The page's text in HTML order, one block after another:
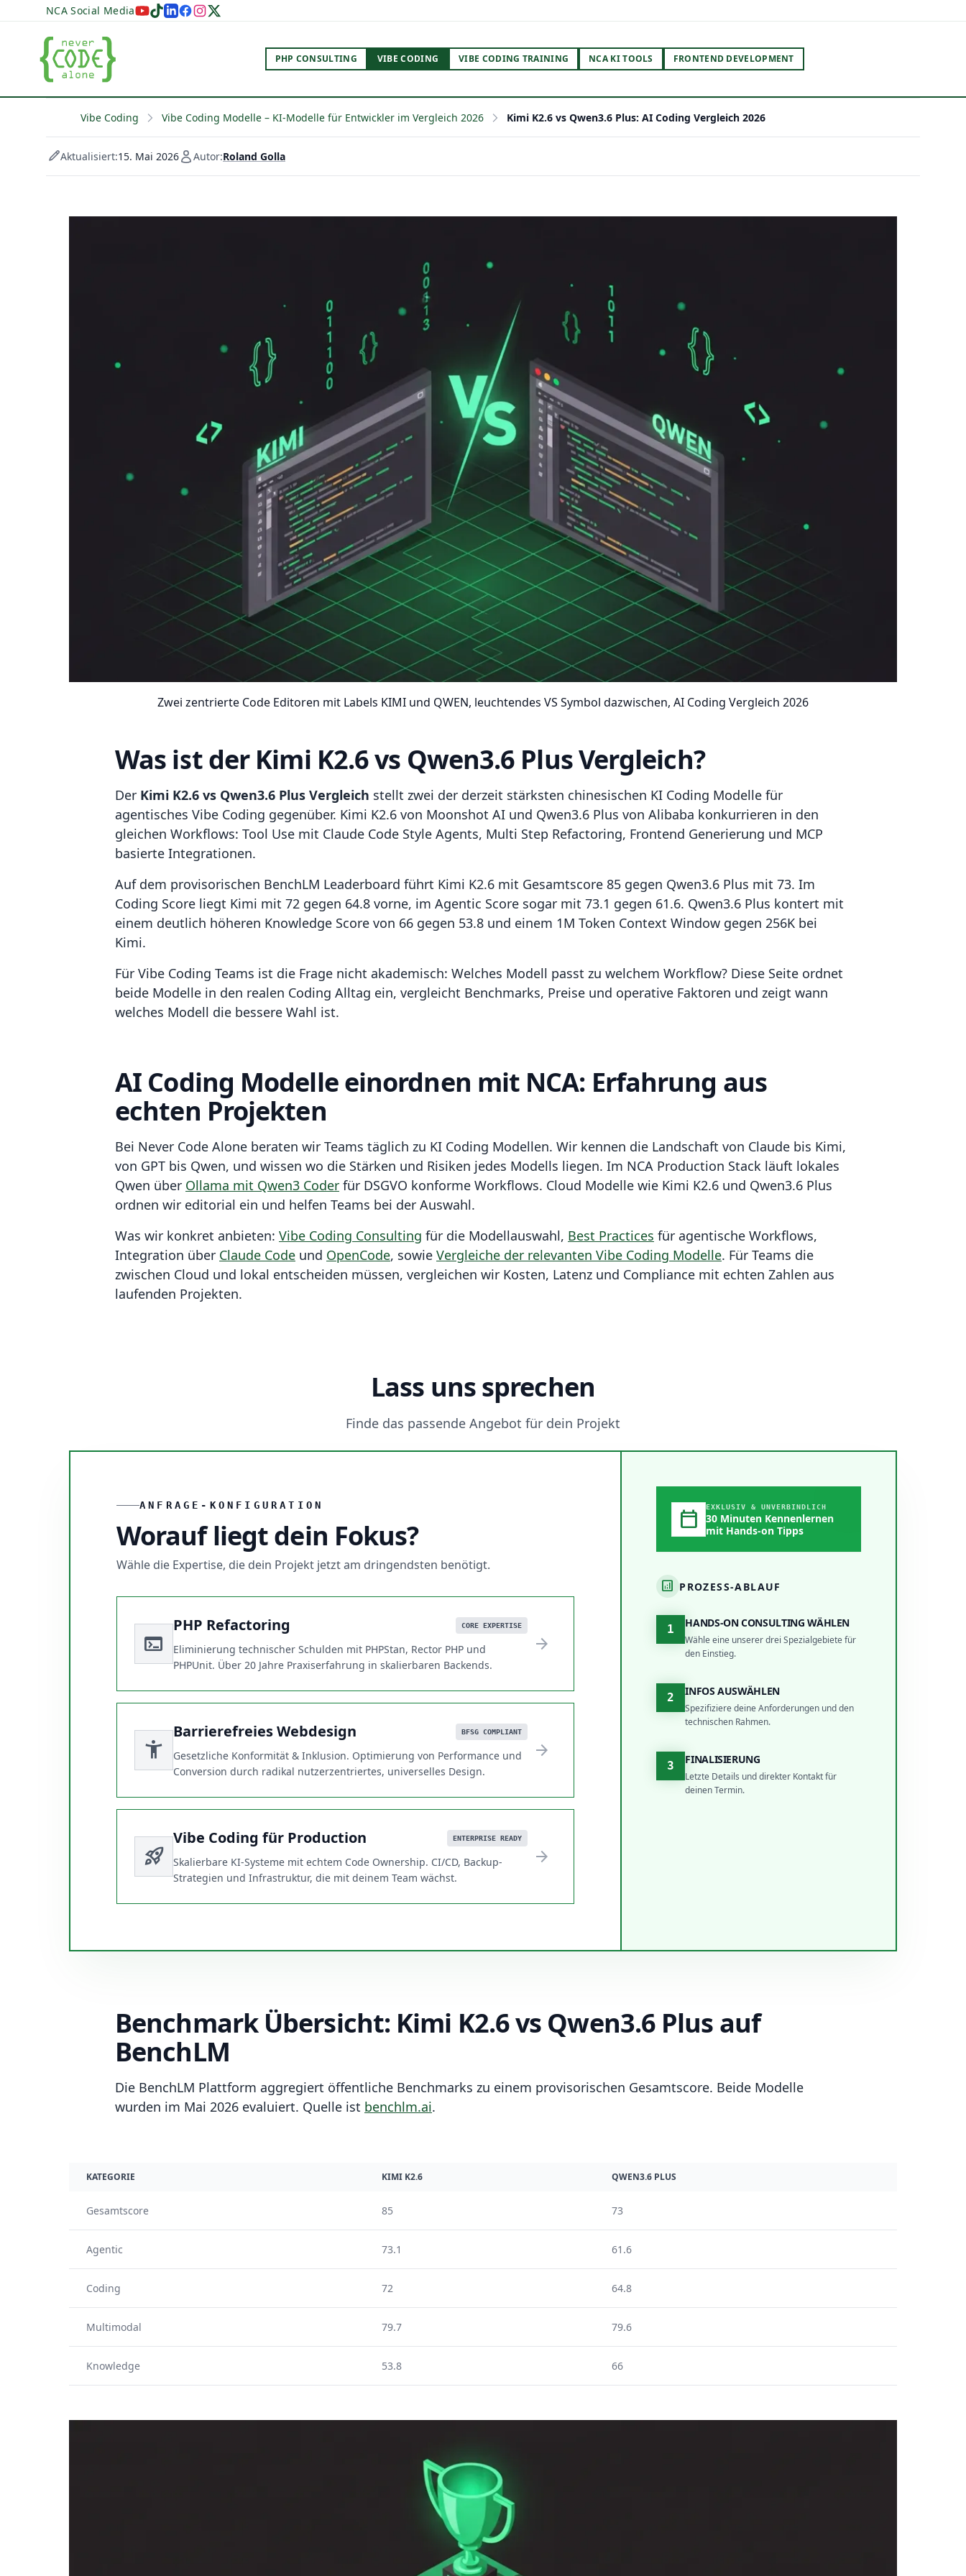
NCA Social Media
PHP CONSULTING VIBE CODING VIBE CODING TRAINING NCA KI TOOLS FRONTEND DEVELOPMENT
Vibe Coding Vibe Coding Modelle – KI-Modelle für Entwickler im Vergleich 2026 Kimi K2.6 vs Qwen3.6 Plus: AI Coding Vergleich 2026
Aktualisiert:15. Mai 2026 Autor:Roland Golla
Zwei zentrierte Code Editoren mit Labels KIMI und QWEN, leuchtendes VS Symbol dazwischen, AI Coding Vergleich 2026
Was ist der Kimi K2.6 vs Qwen3.6 Plus Vergleich?
Der Kimi K2.6 vs Qwen3.6 Plus Vergleich stellt zwei der derzeit stärksten chinesischen KI Coding Modelle für
agentisches Vibe Coding gegenüber. Kimi K2.6 von Moonshot AI und Qwen3.6 Plus von Alibaba konkurrieren in den
gleichen Workflows: Tool Use mit Claude Code Style Agents, Multi Step Refactoring, Frontend Generierung und MCP
basierte Integrationen.
Auf dem provisorischen BenchLM Leaderboard führt Kimi K2.6 mit Gesamtscore 85 gegen Qwen3.6 Plus mit 73. Im
Coding Score liegt Kimi mit 72 gegen 64.8 vorne, im Agentic Score sogar mit 73.1 gegen 61.6. Qwen3.6 Plus kontert mit
einem deutlich höheren Knowledge Score von 66 gegen 53.8 und einem 1M Token Context Window gegen 256K bei
Kimi.
Für Vibe Coding Teams ist die Frage nicht akademisch: Welches Modell passt zu welchem Workflow? Diese Seite ordnet
beide Modelle in den realen Coding Alltag ein, vergleicht Benchmarks, Preise und operative Faktoren und zeigt wann
welches Modell die bessere Wahl ist.
AI Coding Modelle einordnen mit NCA: Erfahrung aus
echten Projekten
Bei Never Code Alone beraten wir Teams täglich zu KI Coding Modellen. Wir kennen die Landschaft von Claude bis Kimi,
von GPT bis Qwen, und wissen wo die Stärken und Risiken jedes Modells liegen. Im NCA Production Stack läuft lokales
Qwen über Ollama mit Qwen3 Coder für DSGVO konforme Workflows. Cloud Modelle wie Kimi K2.6 und Qwen3.6 Plus
ordnen wir editorial ein und helfen Teams bei der Auswahl.
Was wir konkret anbieten: Vibe Coding Consulting für die Modellauswahl, Best Practices für agentische Workflows,
Integration über Claude Code und OpenCode, sowie Vergleiche der relevanten Vibe Coding Modelle. Für Teams die
zwischen Cloud und lokal entscheiden müssen, vergleichen wir Kosten, Latenz und Compliance mit echten Zahlen aus
laufenden Projekten.
Lass uns sprechen
Finde das passende Angebot für dein Projekt
ANFRAGE-KONFIGURATION
Worauf liegt dein Fokus?
Wähle die Expertise, die dein Projekt jetzt am dringendsten benötigt.
terminal
PHP Refactoring CORE EXPERTISE
Eliminierung technischer Schulden mit PHPStan, Rector PHP und
PHPUnit. Über 20 Jahre Praxiserfahrung in skalierbaren Backends.
arrow_forward
accessibility_new
Barrierefreies Webdesign BFSG COMPLIANT
Gesetzliche Konformität & Inklusion. Optimierung von Performance und
Conversion durch radikal nutzerzentriertes, universelles Design.
arrow_forward
rocket_launch
Vibe Coding für Production ENTERPRISE READY
Skalierbare KI-Systeme mit echtem Code Ownership. CI/CD, Backup-
Strategien und Infrastruktur, die mit deinem Team wächst.
arrow_forward
calendar_today EXKLUSIV & UNVERBINDLICH
30 Minuten Kennenlernen
mit Hands-on Tipps
analytics PROZESS-ABLAUF
1 HANDS-ON CONSULTING WÄHLEN
Wähle eine unserer drei Spezialgebiete für
den Einstieg.
2 INFOS AUSWÄHLEN
Spezifiziere deine Anforderungen und den
technischen Rahmen.
3 FINALISIERUNG
Letzte Details und direkter Kontakt für
deinen Termin.
Benchmark Übersicht: Kimi K2.6 vs Qwen3.6 Plus auf
BenchLM
Die BenchLM Plattform aggregiert öffentliche Benchmarks zu einem provisorischen Gesamtscore. Beide Modelle
wurden im Mai 2026 evaluiert. Quelle ist benchlm.ai.
KATEGORIE KIMI K2.6 QWEN3.6 PLUS
Gesamtscore 85 73
Agentic 73.1 61.6
Coding 72 64.8
Multimodal 79.7 79.6
Knowledge 53.8 66